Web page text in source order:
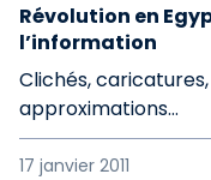
Révolution en
l’information
Clichés,
approximations…
17 janvier 2011